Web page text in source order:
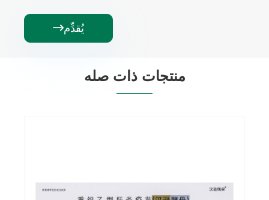
يُقدِّم
منتجات ذات صله